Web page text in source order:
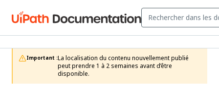
Important :La localisation du contenu nouvellement publié
peut prendre 1 à 2 semaines avant d’être
disponible.